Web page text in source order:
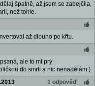
špatně, až jsem se zabejčila,
než tohle.
až dlouho po křtu.
ale to mi prý
do smrti a nic nenadělám:)
1 odpověď